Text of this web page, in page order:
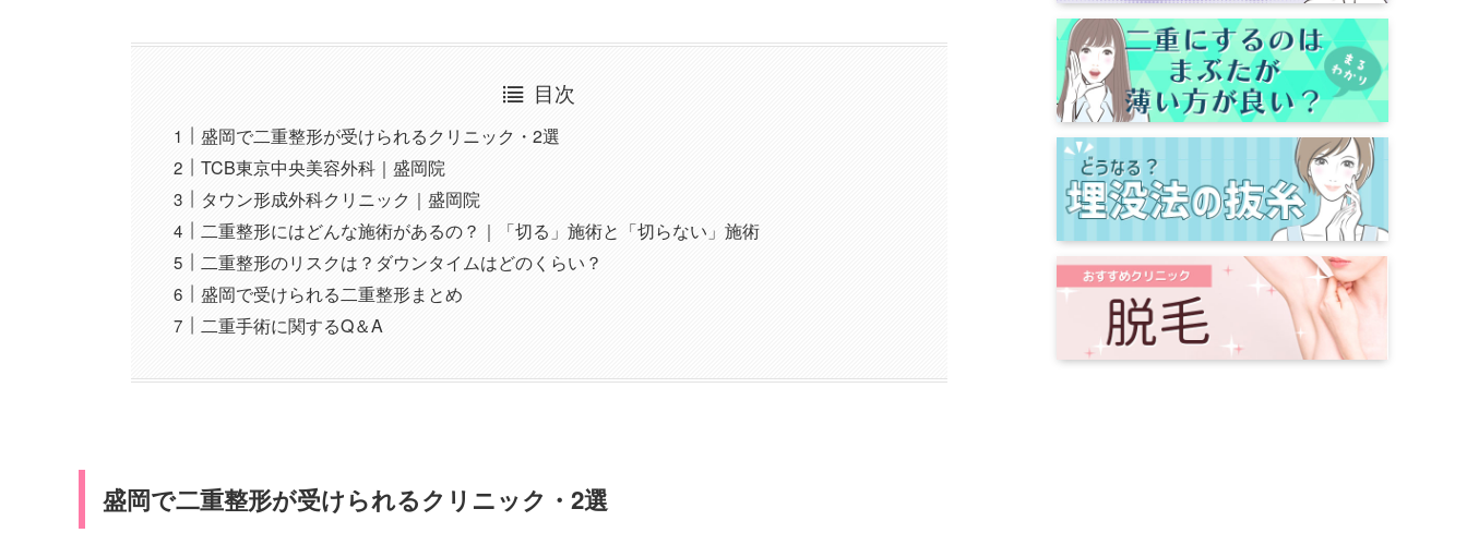
目次
盛岡で二重整形が受けられるクリニック・2選
TCB東京中央美容外科｜盛岡院
タウン形成外科クリニック｜盛岡院
二重整形にはどんな施術があるの？｜「切る」施術と「切らない」施術
二重整形のリスクは？ダウンタイムはどのくらい？
盛岡で受けられる二重整形まとめ
二重手術に関するQ＆A
盛岡で二重整形が受けられるクリニック・2選